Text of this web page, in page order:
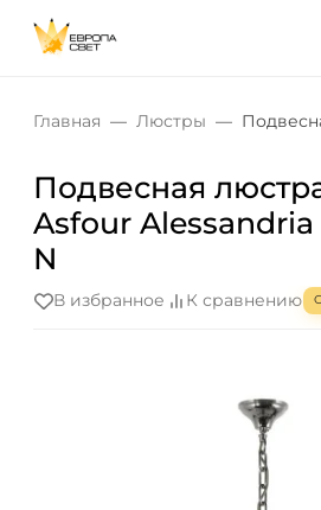
Главная Люстры
Подвесная
Asfour Alessandria
N
В избранное К сравнению